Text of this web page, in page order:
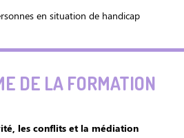
en situation de handicap
DE LA FORMATION
les conflits et la médiation